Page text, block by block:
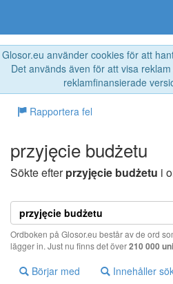
Glosor.eu använder cookies för att
Det används även för att visa
reklamfinansierade
Rapportera fel
przyjęcie budżetu
Sökte efterprzyjęcie budżetu i
Ordboken på Glosor.eu består av de ord
lägger in. Just nu finns det över210 000
Börjar med Innehåller